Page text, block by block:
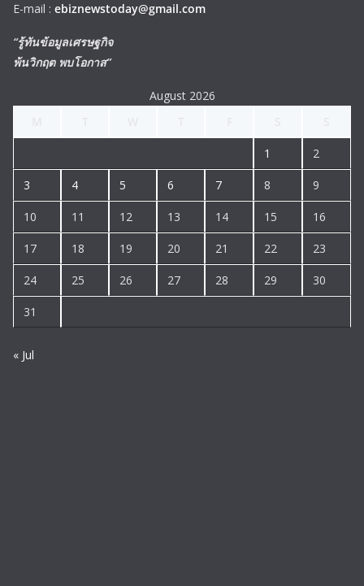
E-mail : ebiznewstoday@gmail.com
“รู้ทันข้อมูลเศรษฐกิจ
พ้นวิกฤต พบโอกาส”
August 2026
1 2
3 4 5 6 7 8 9
10 11 12 13 14 15 16
17 18 19 20 21 22 23
24 25 26 27 28 29 30
31
« Jul